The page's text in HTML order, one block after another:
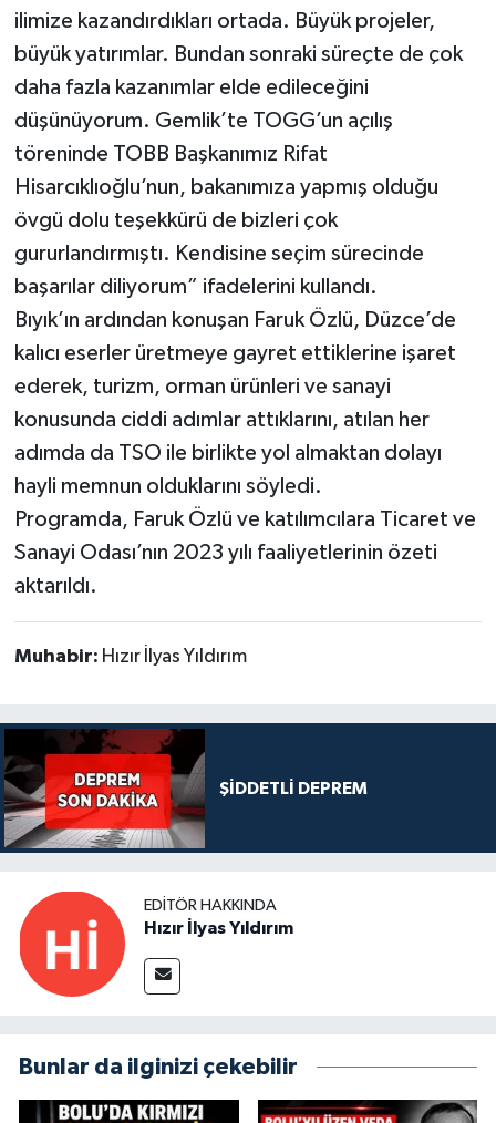
ilimize kazandırdıkları ortada. Büyük projeler,
büyük yatırımlar. Bundan sonraki süreçte de çok
daha fazla kazanımlar elde edileceğini
düşünüyorum. Gemlik’te TOGG’un açılış
töreninde TOBB Başkanımız Rifat
Hisarcıklıoğlu’nun, bakanımıza yapmış olduğu
övgü dolu teşekkürü de bizleri çok
gururlandırmıştı. Kendisine seçim sürecinde
başarılar diliyorum” ifadelerini kullandı.
Bıyık’ın ardından konuşan Faruk Özlü, Düzce’de
kalıcı eserler üretmeye gayret ettiklerine işaret
ederek, turizm, orman ürünleri ve sanayi
konusunda ciddi adımlar attıklarını, atılan her
adımda da TSO ile birlikte yol almaktan dolayı
hayli memnun olduklarını söyledi.
Programda, Faruk Özlü ve katılımcılara Ticaret ve
Sanayi Odası’nın 2023 yılı faaliyetlerinin özeti
aktarıldı.
Muhabir: Hızır İlyas Yıldırım
ŞİDDETLİ DEPREM
EDITÖR HAKKINDA
Hızır İlyas Yıldırım
Bunlar da ilginizi çekebilir